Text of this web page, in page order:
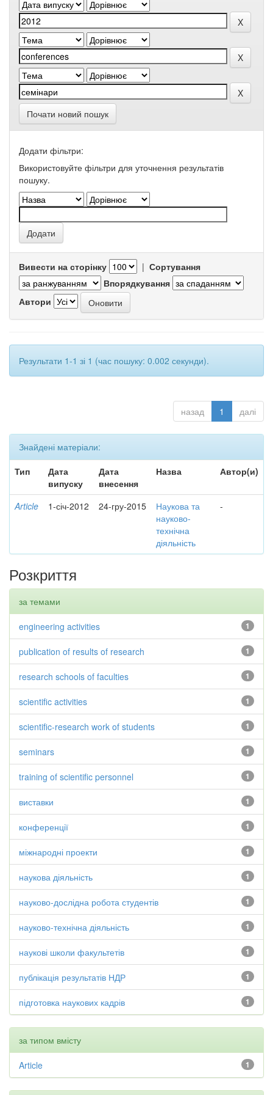
Почати новий пошук
Додати фільтри:
Використовуйте фільтри для уточнення результатів
пошуку.
Вивести на сторінку | Сортування
Впорядкування
Автори
Результати 1-1 зі 1 (час пошуку: 0.002 секунди).
назад 1 далі
Знайдені матеріали:
Тип
Дата
випуску
Дата
внесення
Назва Автор(и)
Article 1-січ-2012 24-гру-2015
Наукова та
науково-
технічна
діяльність
-
Розкриття
за темами
1
engineering activities
1
publication of results of research
1
research schools of faculties
1
scientific activities
1
scientific-research work of students
1
seminars
1
training of scientific personnel
1
виставки
1
конференції
1
міжнародні проекти
1
наукова діяльність
1
науково-дослідна робота студентів
1
науково-технічна діяльність
1
наукові школи факультетів
1
публікація результатів НДР
1
підготовка наукових кадрів
за типом вмісту
1
Article